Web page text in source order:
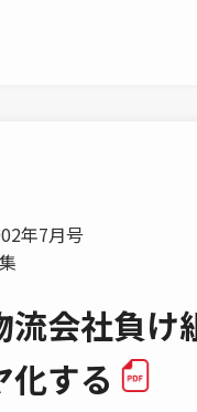
年7月号
流会社負け
化する